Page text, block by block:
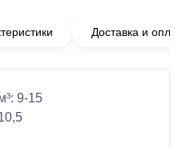
Доставка и оплата
9-15